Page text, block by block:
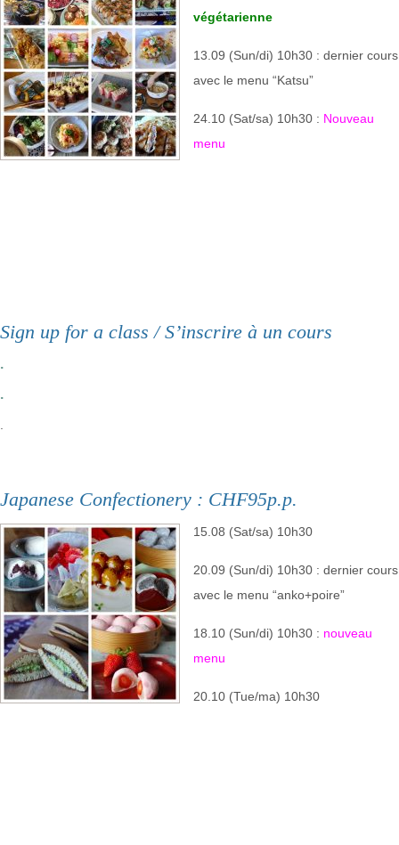
végétarienne
13.09 (Sun/di) 10h30 : dernier cours
avec le menu “Katsu”
24.10 (Sat/sa) 10h30 : Nouveau
menu
Sign up for a class / S’inscrire à un cours
.
.
.
Japanese Confectionery : CHF95p.p.
15.08 (Sat/sa) 10h30
20.09 (Sun/di) 10h30 : dernier cours
avec le menu “anko+poire”
18.10 (Sun/di) 10h30 : nouveau
menu
20.10 (Tue/ma) 10h30